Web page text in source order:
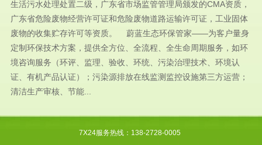
生活污水处理处置二级，广东省市场监管管理局颁发的CMA资质，
广东省危险废物经营许可证和危险废物道路运输许可证，工业固体
废物的收集贮存许可等资质。 蔚蓝生态环保管家——为客户量身
定制环保技术方案，提供全方位、全流程、全生命周期服务，如环
境咨询服务（环评、监理、验收、环统、污染治理技术、环境认
证、有机产品认证）；污染源排放在线监测监控设施第三方运营；
清洁生产审核、节能...
7X24服务热线：138-2728-0005